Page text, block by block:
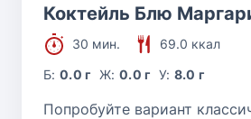
Коктейль Блю
30 мин.
69.0 ккал
Б:0.0 г Ж: 0.0 г У: 8.0 г
Попробуйте вариант